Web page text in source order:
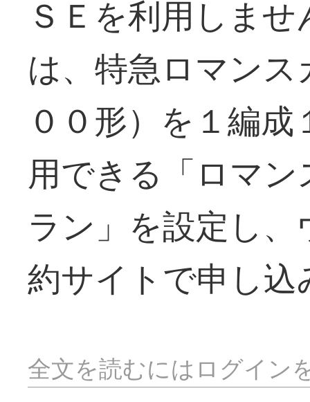
ＳＥを利用しま
は、特急ロマン
００形）を１編
用できる「ロマ
ラン」を設定し
約サイトで申し
全文を読むにはログイン